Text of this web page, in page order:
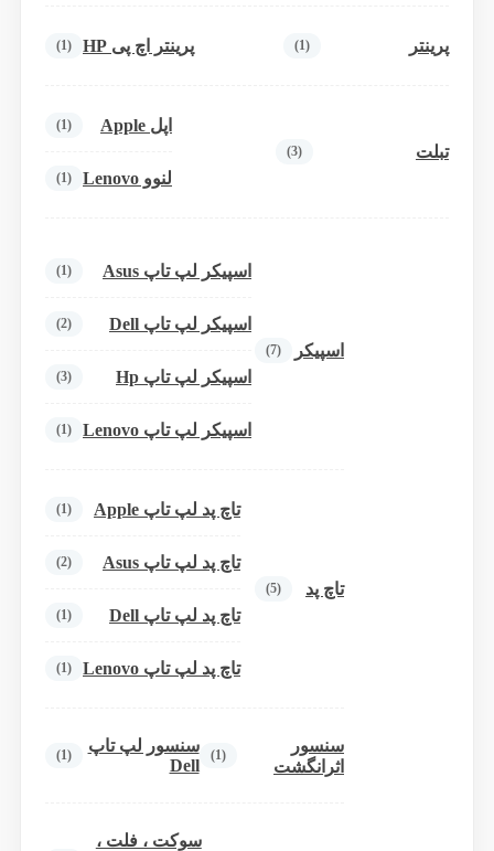
پرینتر (1) پرینتر اچ پی HP (1)
تبلت (3)
اپل Apple (1)
لنوو Lenovo (1)
اسپیکر (7)
اسپیکر لپ تاپ Asus (1)
اسپیکر لپ تاپ Dell (2)
اسپیکر لپ تاپ Hp (3)
اسپیکر لپ تاپ Lenovo (1)
تاچ پد (5)
تاچ پد لپ تاپ Apple (1)
تاچ پد لپ تاپ Asus (2)
تاچ پد لپ تاپ Dell (1)
تاچ پد لپ تاپ Lenovo (1)
سنسور
اثرانگشت
(1)
سنسور لپ تاپ
Dell
(1)
سوکت ، فلت ،